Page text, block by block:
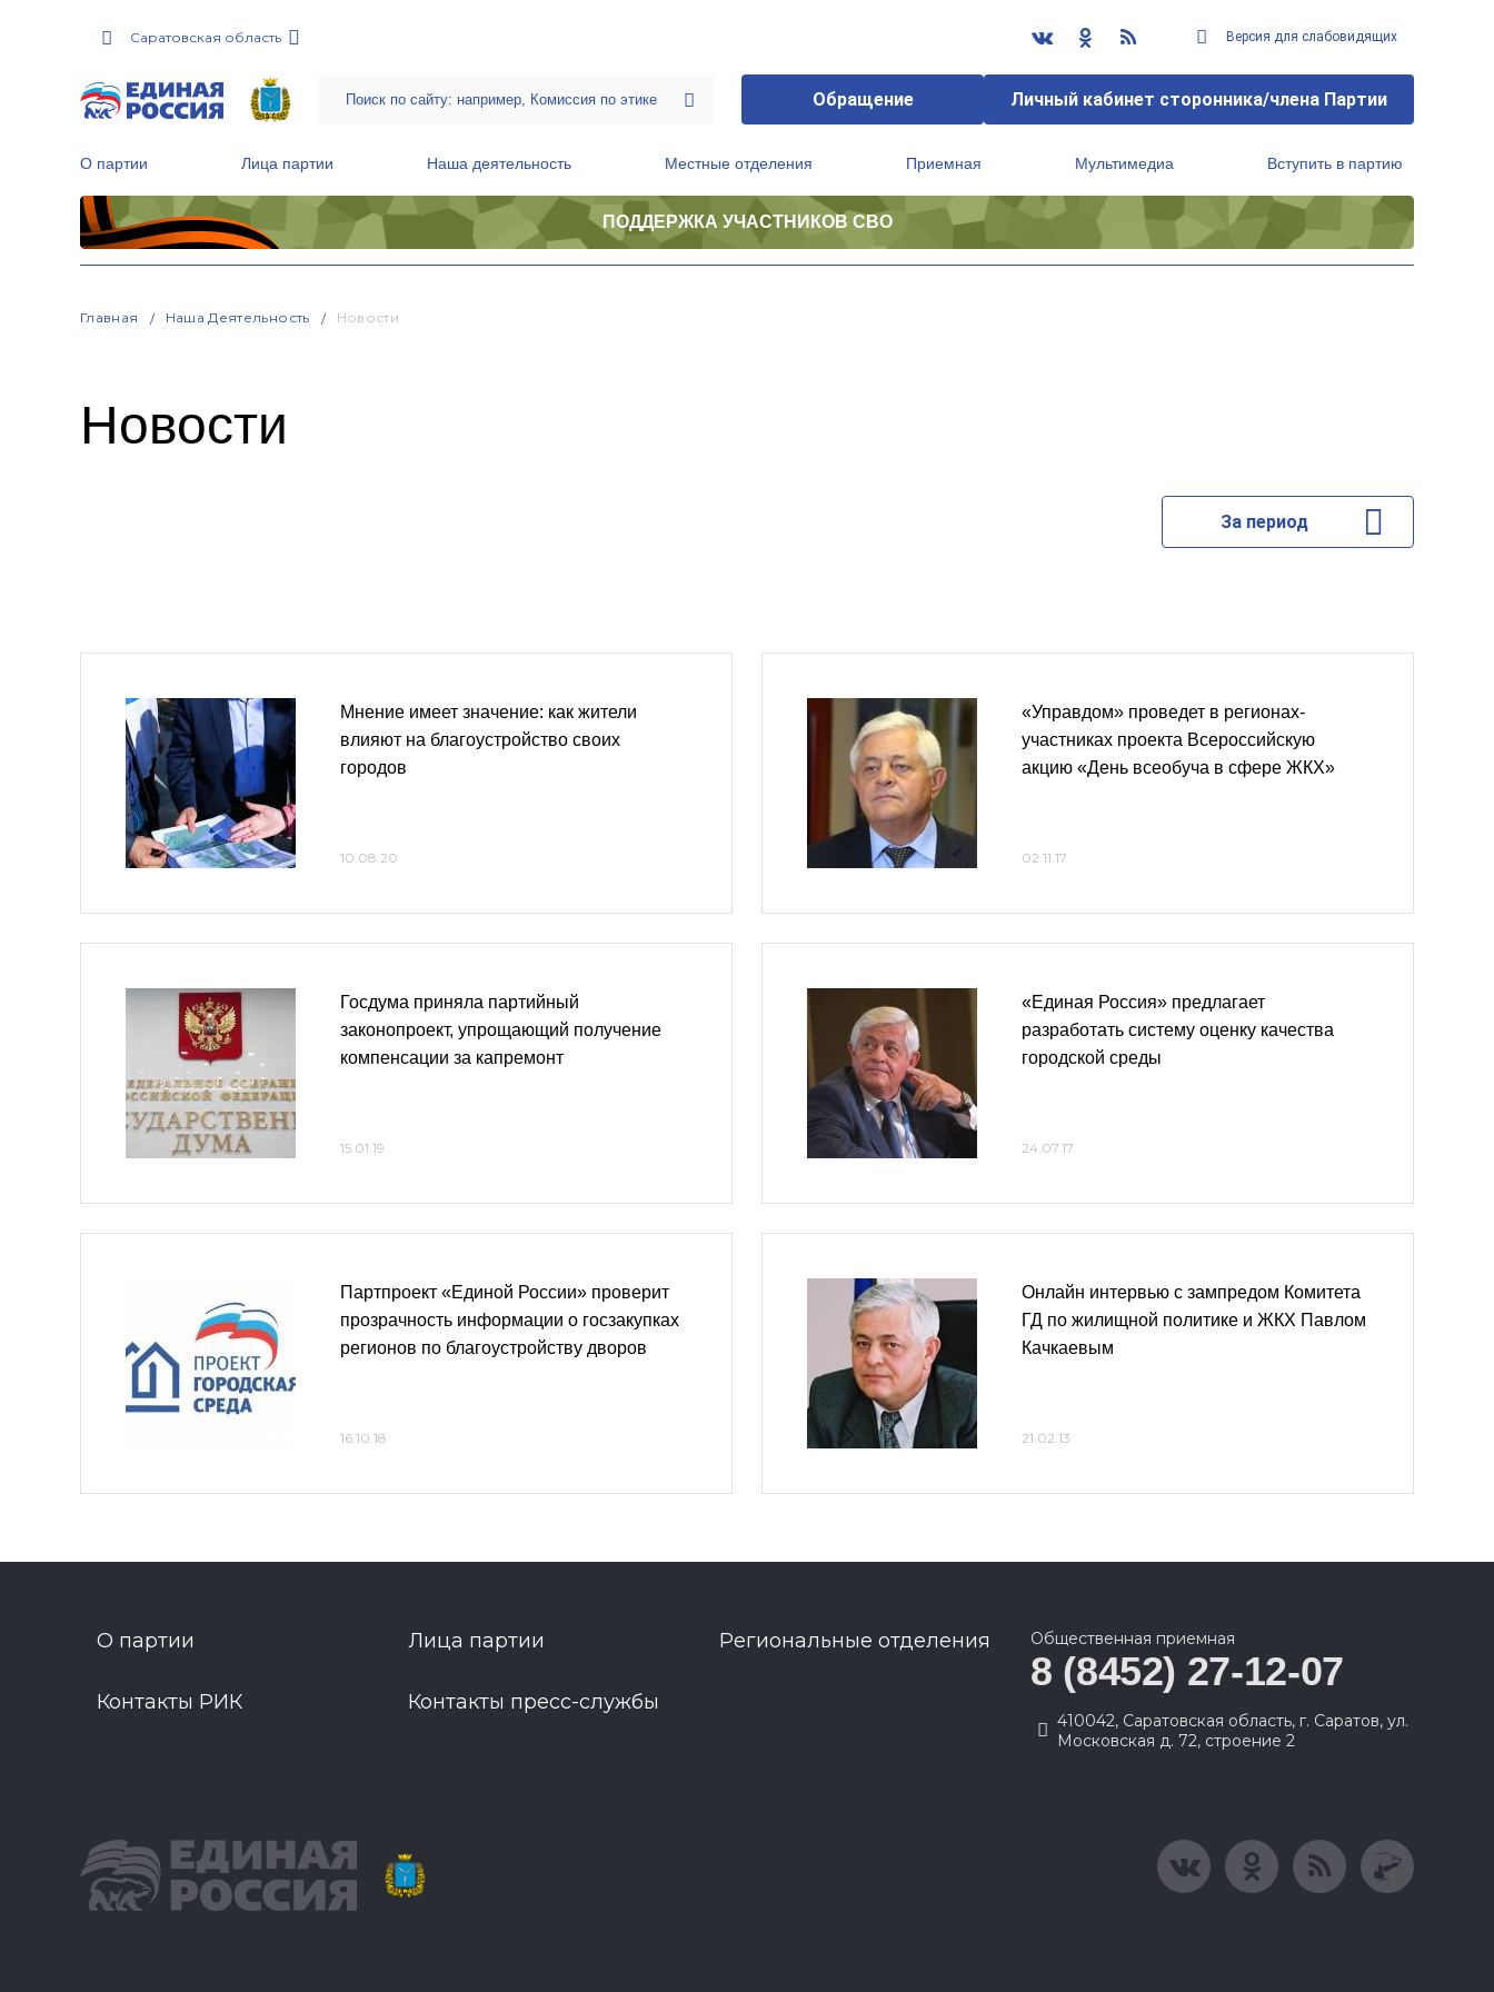
Саратовская область Версия для слабовидящих
Обращение Личный кабинет сторонника/члена Партии
О партии Лица партии Наша деятельность Местные отделения Приемная Мультимедиа Вступить в партию
ПОДДЕРЖКА УЧАСТНИКОВ СВО
Главная Наша Деятельность Новости
Новости
За период
Мнение имеет значение: как жители
влияют на благоустройство своих
городов
10.08.20
Госдума приняла партийный
законопроект, упрощающий получение
компенсации за капремонт
15.01.19
Партпроект «Единой России» проверит
прозрачность информации о госзакупках
регионов по благоустройству дворов
16.10.18
«Управдом» проведет в регионах-
участниках проекта Всероссийскую
акцию «День всеобуча в сфере ЖКХ»
02.11.17
«Единая Россия» предлагает
разработать систему оценку качества
городской среды
24.07.17
Онлайн интервью с зампредом Комитета
ГД по жилищной политике и ЖКХ Павлом
Качкаевым
21.02.13
О партии Лица партии Региональные отделения
Контакты РИК Контакты пресс-службы
Общественная приемная
8 (8452) 27-12-07
410042, Саратовская область, г. Саратов, ул.
Московская д. 72, строение 2